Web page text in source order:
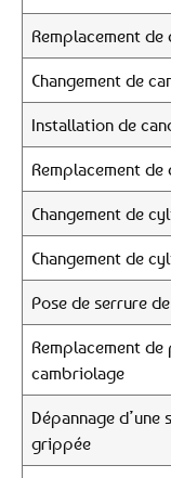
Remplacement de
Changement de
Installation de
Remplacement
Changement de
Changement de
Pose de serrure
Remplacement
cambriolage
Dépannage d’une
grippée